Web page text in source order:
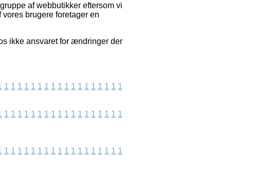
af webbutikker eftersom vi
brugere foretager en
ikke ansvaret for ændringer der
1 1 1 1 1 1 1 1 1 1 1 1 1 1 1 1 1 1
1 1 1 1 1 1 1 1 1 1 1 1 1 1 1 1 1 1
1 1 1 1 1 1 1 1 1 1 1 1 1 1 1 1 1 1